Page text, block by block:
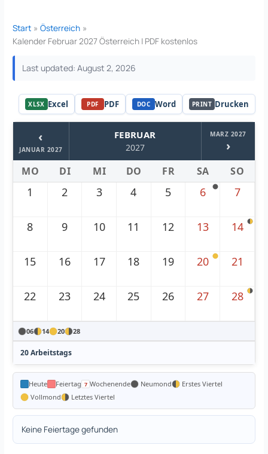
Start
Österreich
Kalender Februar 2027 Österreich | PDF kostenlos
Last updated: August 2, 2026
XLSX Excel PDF PDF DOC Word PRINT Drucken
‹
JANUAR 2027
FEBRUAR
2027
MARZ 2027
›
MO DI MI DO FR SA SO
1 2 3 4 5 6 7
8 9 10 11 12 13 14
15 16 17 18 19 20 21
22 23 24 25 26 27 28
06 14 20 28
20 Arbeitstags
Heute Feiertag Wochenende Neumond
Erstes Viertel
Vollmond
Letztes Viertel
Keine Feiertage gefunden